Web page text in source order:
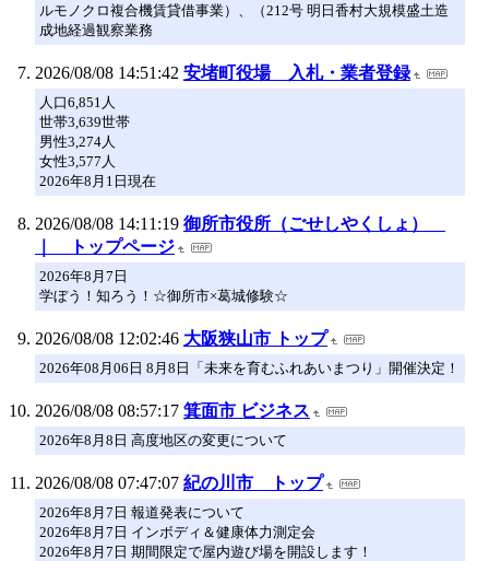
ルモノクロ複合機賃貸借事業）、（212号 明日香村大規模盛土造
成地経過観察業務
2026/08/08 14:51:42 安堵町役場 入札・業者登録
人口6,851人
世帯3,639世帯
男性3,274人
女性3,577人
2026年8月1日現在
2026/08/08 14:11:19 御所市役所（ごせしやくしょ）
｜ トップページ
2026年8月7日
学ぼう！知ろう！☆御所市×葛城修験☆
2026/08/08 12:02:46 大阪狭山市 トップ
2026年08月06日 8月8日「未来を育むふれあいまつり」開催決定！
2026/08/08 08:57:17 箕面市 ビジネス
2026年8月8日 高度地区の変更について
2026/08/08 07:47:07 紀の川市 トップ
2026年8月7日 報道発表について
2026年8月7日 インボディ＆健康体力測定会
2026年8月7日 期間限定で屋内遊び場を開設します！